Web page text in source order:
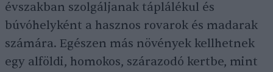
évszakban szolgáljanak táplálékul és
búvóhelyként a hasznos rovarok és madarak
számára. Egészen más növények kellhetnek
egy alföldi, homokos, szárazodó kertbe, mint